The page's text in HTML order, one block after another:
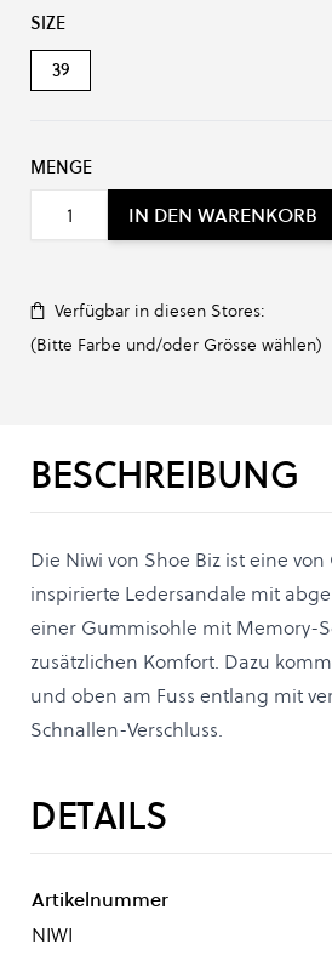
SIZE
39
MENGE
IN DEN WARENKORB
Verfügbar in diesen Stores:
(Bitte Farbe und/oder Grösse wählen)
BESCHREIBUNG
Die Niwi von Shoe Biz ist eine
inspirierte Ledersandale mit
einer Gummisohle mit Memory-
zusätzlichen Komfort. Dazu
und oben am Fuss entlang mit
Schnallen-Verschluss.
DETAILS
Artikelnummer
NIWI